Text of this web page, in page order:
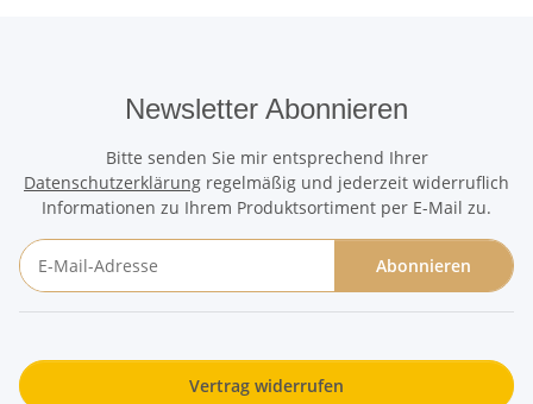
Newsletter Abonnieren
Bitte senden Sie mir entsprechend Ihrer
Datenschutzerklärung regelmäßig und jederzeit widerruflich
Informationen zu Ihrem Produktsortiment per E-Mail zu.
Abonnieren
Vertrag widerrufen